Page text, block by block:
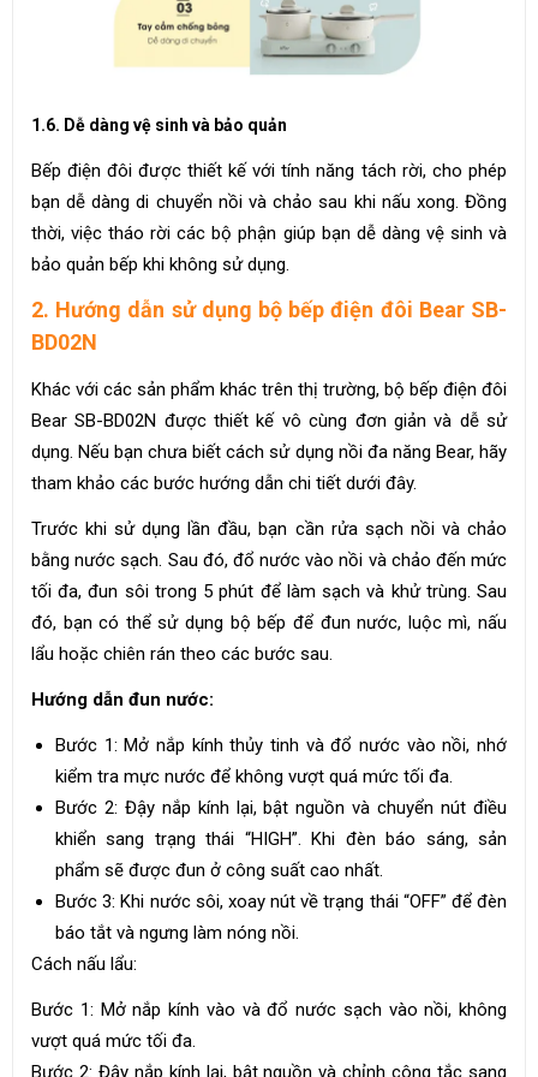
1.6. Dễ dàng vệ sinh và bảo quản
Bếp điện đôi được thiết kế với tính năng tách rời, cho phép
bạn dễ dàng di chuyển nồi và chảo sau khi nấu xong. Đồng
thời, việc tháo rời các bộ phận giúp bạn dễ dàng vệ sinh và
bảo quản bếp khi không sử dụng.
2. Hướng dẫn sử dụng bộ bếp điện đôi Bear SB-
BD02N
Khác với các sản phẩm khác trên thị trường, bộ bếp điện đôi
Bear SB-BD02N được thiết kế vô cùng đơn giản và dễ sử
dụng. Nếu bạn chưa biết cách sử dụng nồi đa năng Bear, hãy
tham khảo các bước hướng dẫn chi tiết dưới đây.
Trước khi sử dụng lần đầu, bạn cần rửa sạch nồi và chảo
bằng nước sạch. Sau đó, đổ nước vào nồi và chảo đến mức
tối đa, đun sôi trong 5 phút để làm sạch và khử trùng. Sau
đó, bạn có thể sử dụng bộ bếp để đun nước, luộc mì, nấu
lẩu hoặc chiên rán theo các bước sau.
Hướng dẫn đun nước:
Bước 1: Mở nắp kính thủy tinh và đổ nước vào nồi, nhớ
kiểm tra mực nước để không vượt quá mức tối đa.
Bước 2: Đậy nắp kính lại, bật nguồn và chuyển nút điều
khiển sang trạng thái “HIGH”. Khi đèn báo sáng, sản
phẩm sẽ được đun ở công suất cao nhất.
Bước 3: Khi nước sôi, xoay nút về trạng thái “OFF” để đèn
báo tắt và ngưng làm nóng nồi.
Cách nấu lẩu:
Bước 1: Mở nắp kính vào và đổ nước sạch vào nồi, không
vượt quá mức tối đa.
Bước 2: Đậy nắp kính lại, bật nguồn và chỉnh công tắc sang